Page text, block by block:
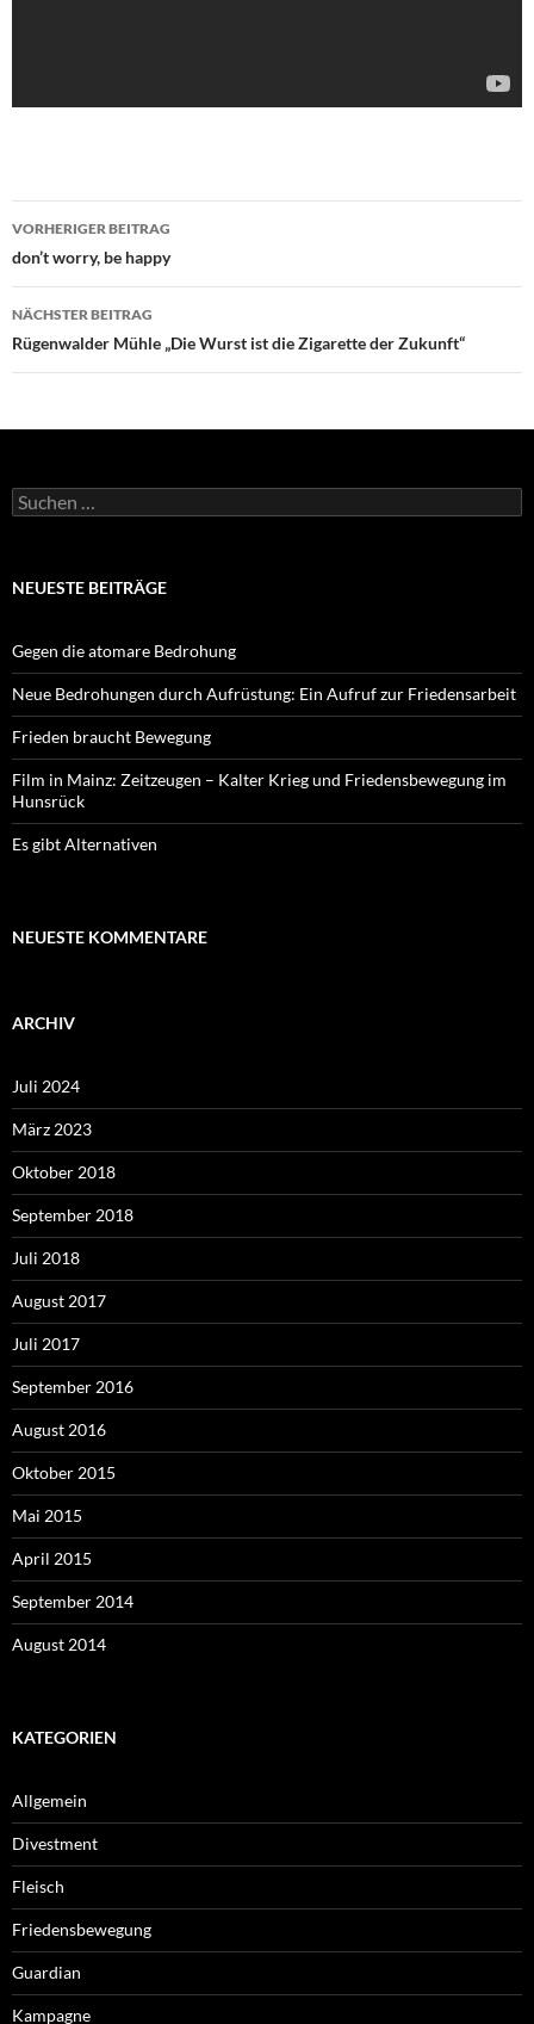
Beitragsnavigation
VORHERIGER BEITRAG
don’t worry, be happy
NÄCHSTER BEITRAG
Rügenwalder Mühle „Die Wurst ist die Zigarette der Zukunft“
Suchen
nach:
NEUESTE BEITRÄGE
Gegen die atomare Bedrohung
Neue Bedrohungen durch Aufrüstung: Ein Aufruf zur Friedensarbeit
Frieden braucht Bewegung
Film in Mainz: Zeitzeugen – Kalter Krieg und Friedensbewegung im
Hunsrück
Es gibt Alternativen
NEUESTE KOMMENTARE
ARCHIV
Juli 2024
März 2023
Oktober 2018
September 2018
Juli 2018
August 2017
Juli 2017
September 2016
August 2016
Oktober 2015
Mai 2015
April 2015
September 2014
August 2014
KATEGORIEN
Allgemein
Divestment
Fleisch
Friedensbewegung
Guardian
Kampagne